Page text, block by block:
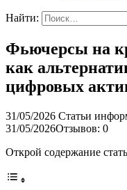
Найти:
Фьючерсы на
как
цифровых
31/05/2026 Статьи
31/05/2026Отзывов: 0
Открой содержание